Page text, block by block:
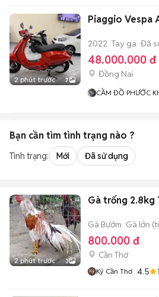
2 phút trước 7
Piaggio Vespa
2022 Tay ga Đã
48.000.000 đ
Đồng Nai
CẦM ĐỒ PHƯỚC
Bạn cần tìm tình trạng nào ?
Tình trạng: Mới Đã sử dụng
2 phút trước 3
Gà trống 2.8kg
Gà Bướm Gà lớn
800.000 đ
Cần Thơ
Ký Cần Thơ 4.5